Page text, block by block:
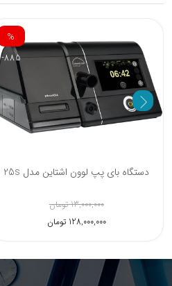
% 5
دستگاه بای پپ ونتمد مدل 25ST
68,700,000 تومان
65,100,000 تومان